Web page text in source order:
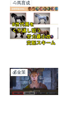
🐴馬育成
💰金策